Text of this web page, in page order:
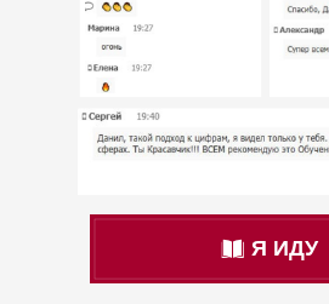
Я ИДУ